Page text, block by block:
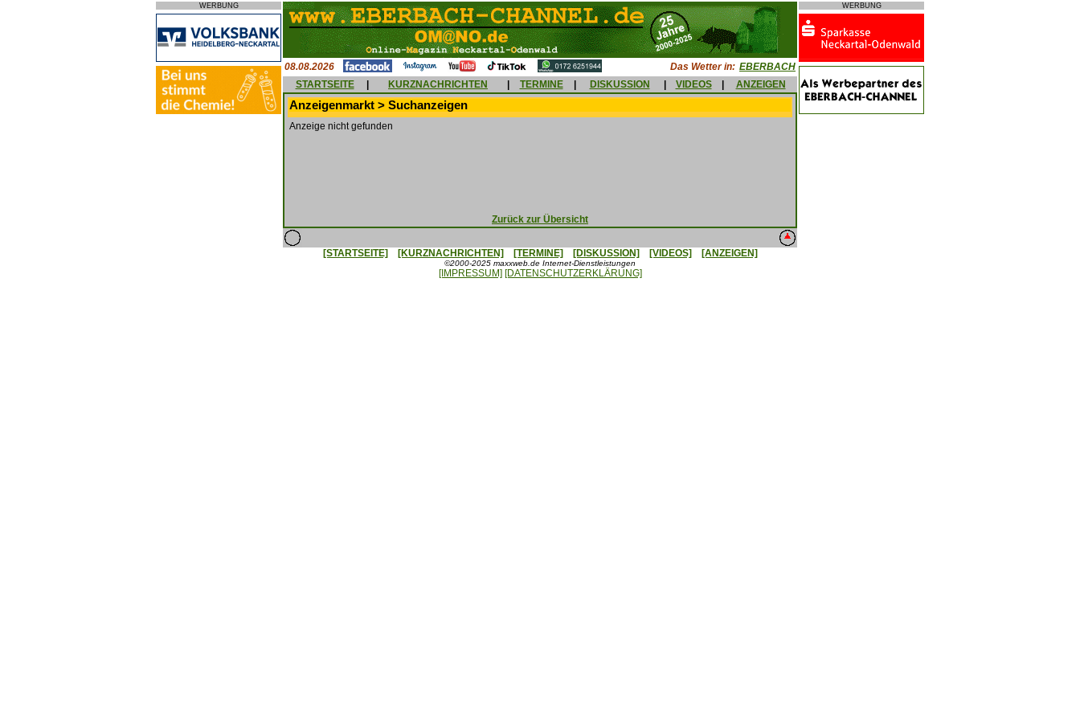
WERBUNG
08.08.2026 Das Wetter in: EBERBACH
STARTSEITE
KURZNACHRICHTEN TERMINE DISKUSSION VIDEOS ANZEIGEN
Anzeigenmarkt > Suchanzeigen
Anzeige nicht gefunden
Zurück zur Übersicht
[STARTSEITE] [KURZNACHRICHTEN] [TERMINE] [DISKUSSION] [VIDEOS] [ANZEIGEN]
©2000-2025 maxxweb.de Internet-Dienstleistungen
[IMPRESSUM] [DATENSCHUTZERKLÄRUNG]
WERBUNG